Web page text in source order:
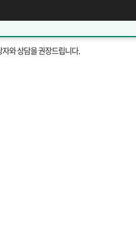
와 상담을 권장드립니다.